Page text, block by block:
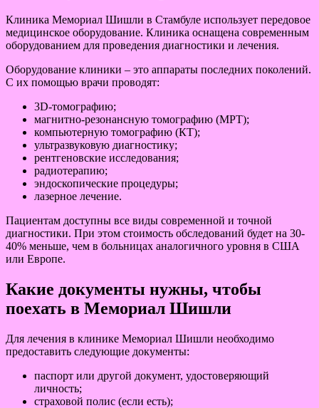
Клиника Мемориал Шишли в Стамбуле использует передовое
медицинское оборудование. Клиника оснащена современным
оборудованием для проведения диагностики и лечения.
Оборудование клиники – это аппараты последних поколений.
С их помощью врачи проводят:
3D-томографию;
магнитно-резонансную томографию (МРТ);
компьютерную томографию (КТ);
ультразвуковую диагностику;
рентгеновские исследования;
радиотерапию;
эндоскопические процедуры;
лазерное лечение.
Пациентам доступны все виды современной и точной
диагностики. При этом стоимость обследований будет на 30-
40% меньше, чем в больницах аналогичного уровня в США
или Европе.
Какие документы нужны, чтобы
поехать в Мемориал Шишли
Для лечения в клинике Мемориал Шишли необходимо
предоставить следующие документы:
паспорт или другой документ, удостоверяющий
личность;
страховой полис (если есть);